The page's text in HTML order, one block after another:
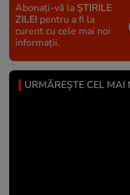
Abonați-vă la ȘTIRILE
ZILEI pentru a fi la
curent cu cele mai noi
informații.
URMĂREȘTE CEL MAI